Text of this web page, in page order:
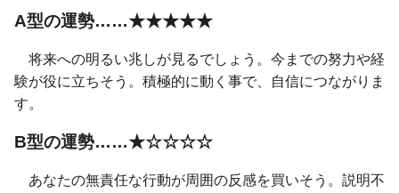
A型の運勢……★★★★★
将来への明るい兆しが見るでしょう。今までの努力や経
験が役に立ちそう。積極的に動く事で、自信につながりま
す。
B型の運勢……★☆☆☆☆
あなたの無責任な行動が周囲の反感を買いそう。説明不